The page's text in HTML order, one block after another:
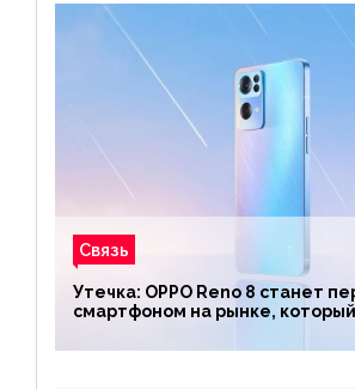
Связь
Утечка: OPPO Reno 8 станет
смартфоном на рынке,